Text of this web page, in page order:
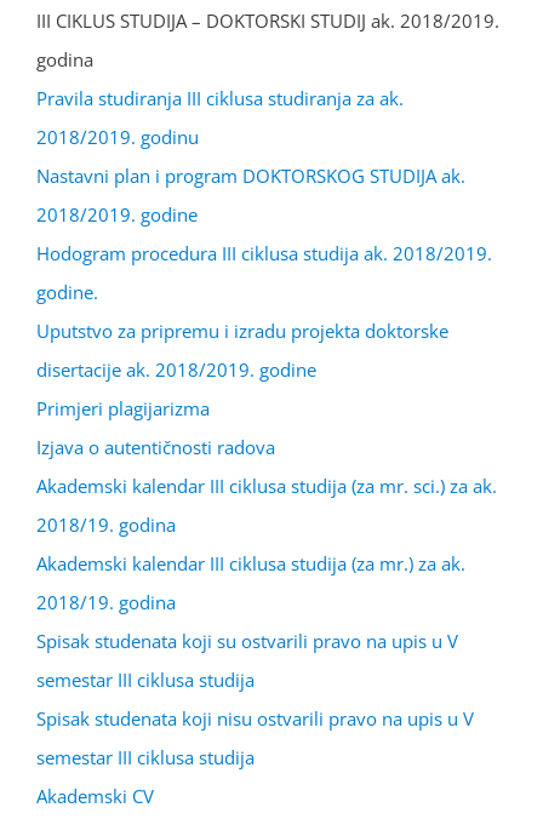
III CIKLUS STUDIJA – DOKTORSKI STUDIJ ak. 2018/2019.
godina
Pravila studiranja III ciklusa studiranja za ak.
2018/2019. godinu
Nastavni plan i program DOKTORSKOG STUDIJA ak.
2018/2019. godine
Hodogram procedura III ciklusa studija ak. 2018/2019.
godine.
Uputstvo za pripremu i izradu projekta doktorske
disertacije ak. 2018/2019. godine
Primjeri plagijarizma
Izjava o autentičnosti radova
Akademski kalendar III ciklusa studija (za mr. sci.) za ak.
2018/19. godina
Akademski kalendar III ciklusa studija (za mr.) za ak.
2018/19. godina
Spisak studenata koji su ostvarili pravo na upis u V
semestar III ciklusa studija
Spisak studenata koji nisu ostvarili pravo na upis u V
semestar III ciklusa studija
Akademski CV